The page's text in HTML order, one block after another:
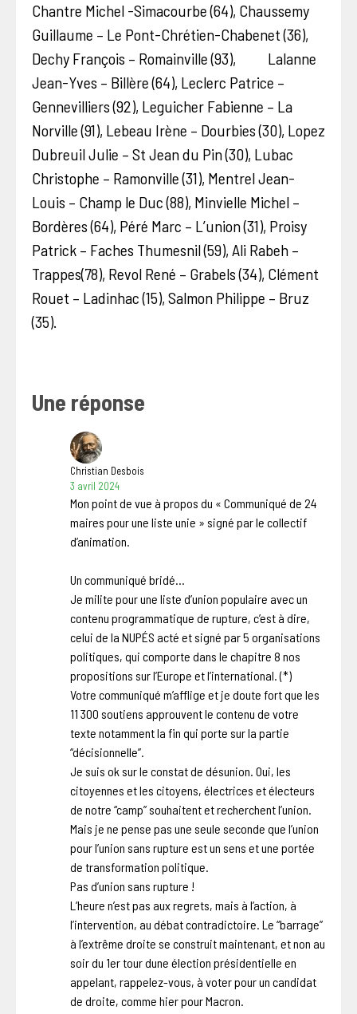
Chantre Michel -Simacourbe (64), Chaussemy
Guillaume – Le Pont-Chrétien-Chabenet (36),
Dechy François – Romainville (93), Lalanne
Jean-Yves – Billère (64), Leclerc Patrice –
Gennevilliers (92), Leguicher Fabienne – La
Norville (91), Lebeau Irène – Dourbies (30), Lopez
Dubreuil Julie – St Jean du Pin (30), Lubac
Christophe – Ramonville (31), Mentrel Jean-
Louis – Champ le Duc (88), Minvielle Michel –
Bordères (64), Péré Marc – L’union (31), Proisy
Patrick – Faches Thumesnil (59), Ali Rabeh –
Trappes(78), Revol René – Grabels (34), Clément
Rouet – Ladinhac (15), Salmon Philippe – Bruz
(35).
Une réponse
Christian Desbois
3 avril 2024
Mon point de vue à propos du « Communiqué de 24
maires pour une liste unie » signé par le collectif
d’animation.
Un communiqué bridé…
Je milite pour une liste d’union populaire avec un
contenu programmatique de rupture, c’est à dire,
celui de la NUPÉS acté et signé par 5 organisations
politiques, qui comporte dans le chapitre 8 nos
propositions sur l’Europe et l’international. (*)
Votre communiqué m’afflige et je doute fort que les
11 300 soutiens approuvent le contenu de votre
texte notamment la fin qui porte sur la partie
“décisionnelle”.
Je suis ok sur le constat de désunion. Oui, les
citoyennes et les citoyens, électrices et électeurs
de notre “camp” souhaitent et recherchent l’union.
Mais je ne pense pas une seule seconde que l’union
pour l’union sans rupture est un sens et une portée
de transformation politique.
Pas d’union sans rupture !
L’heure n’est pas aux regrets, mais à l’action, à
l’intervention, au débat contradictoire. Le “barrage”
à l’extrême droite se construit maintenant, et non au
soir du 1er tour dune élection présidentielle en
appelant, rappelez-vous, à voter pour un candidat
de droite, comme hier pour Macron.